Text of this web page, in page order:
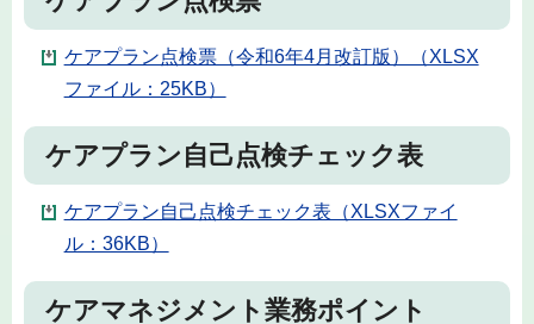
ケアプラン点検票（令和6年4月改訂版）（XLSX
ファイル：25KB）
ケアプラン自己点検チェック表
ケアプラン自己点検チェック表（XLSXファイ
ル：36KB）
ケアマネジメント業務ポイント